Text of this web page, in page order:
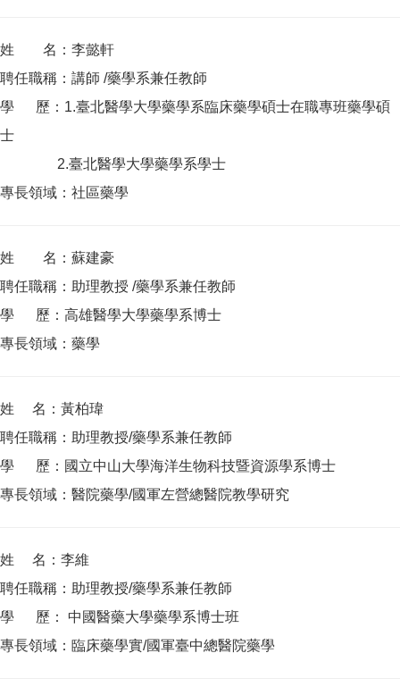
姓 名：李懿軒
聘任職稱：講師 /藥學系兼任教師
學 歷：1.臺北醫學大學藥學系臨床藥學碩士在職專班藥學碩
士
2.臺北醫學大學藥學系學士
專長領域：社區藥學
姓 名：蘇建豪
聘任職稱：助理教授 /藥學系兼任教師
學 歷：高雄醫學大學藥學系博士
專長領域：藥學
姓 名：黃柏瑋
聘任職稱：助理教授/藥學系兼任教師
學 歷：國立中山大學海洋生物科技暨資源學系博士
專長領域：醫院藥學/國軍左營總醫院教學研究
姓 名：李維
聘任職稱：助理教授/藥學系兼任教師
學 歷： 中國醫藥大學藥學系博士班
專長領域：臨床藥學實/國軍臺中總醫院藥學